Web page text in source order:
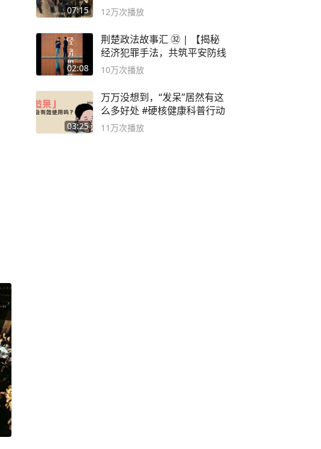
07:15
子
12万次播放
02:08
荆楚政法故事汇 ㉜ | 【揭秘
经济犯罪手法，共筑平安防线
10万次播放
03:25
万万没想到，“发呆”居然有这
么多好处 #硬核健康科普行动
11万次播放